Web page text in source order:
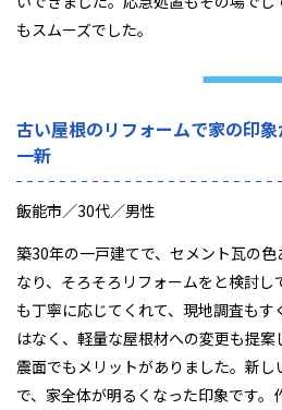
もスムーズでした。
古い屋根のリフォームで家の印
一新
飯能市／30代／男性
築30年の一戸建てで、セメント瓦の
なり、そろそろリフォームをと検討
も丁寧に応じてくれて、現地調査も
はなく、軽量な屋根材への変更も提
震面でもメリットがありました。新
で、家全体が明るくなった印象です。